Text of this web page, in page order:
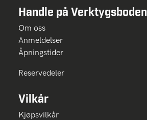
Handle på Verktygsboden
Om oss
Anmeldelser
Åpningstider
Reservedeler
Vilkår
Kjøpsvilkår